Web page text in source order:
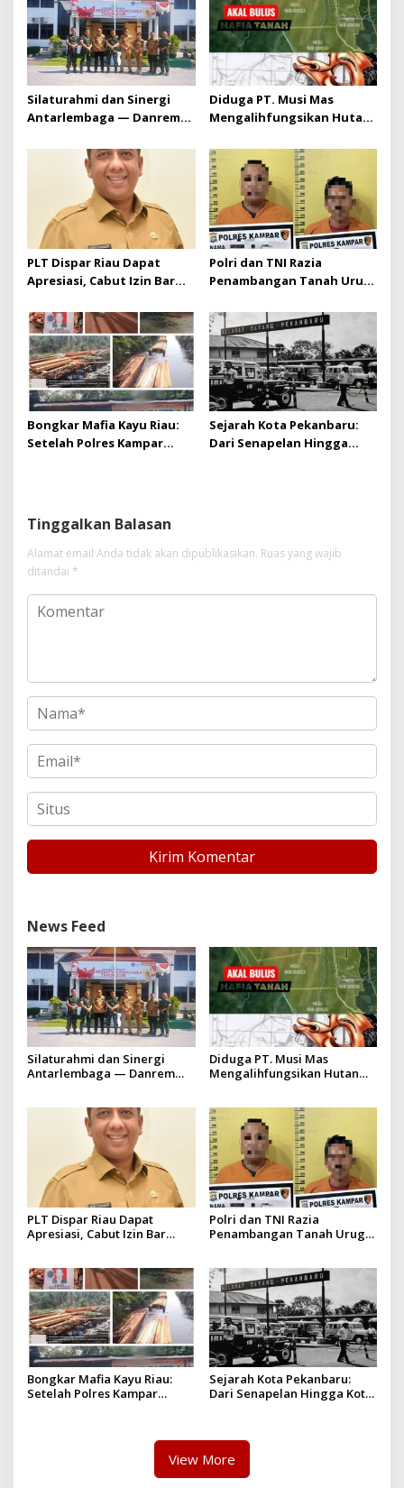
Silaturahmi dan Sinergi
Antarlembaga — Danrem
Kejaksaan Negeri Kuansing
Diduga PT. Musi Mas
Mengalihfungsikan Hutan
diduga melebihi batas izin
yang diizinkan
PLT Dispar Riau Dapat
Apresiasi, Cabut Izin Bar
Pro-Rakyat
Polri dan TNI Razia
Penambangan Tanah Urug,
Bongkar Mafia Kayu Riau:
Setelah Polres Kampar
Sejarah Kota Pekanbaru:
Dari Senapelan Hingga
Tinggalkan Balasan
Alamat email Anda tidak akan dipublikasikan. Ruas yang wajib
ditandai *
News Feed
Silaturahmi dan Sinergi
Antarlembaga — Danrem
Diduga PT. Musi Mas
Mengalihfungsikan Hutan
yang diizinkan
PLT Dispar Riau Dapat
Apresiasi, Cabut Izin Bar
Polri dan TNI Razia
Penambangan Tanah Urug,
Bongkar Mafia Kayu Riau:
Setelah Polres Kampar
Hapus Berita Kian Menguat
Sejarah Kota Pekanbaru:
Dari Senapelan Hingga Kota
View More